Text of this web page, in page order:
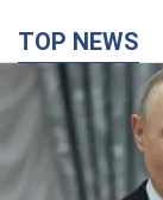
TOP NEWS